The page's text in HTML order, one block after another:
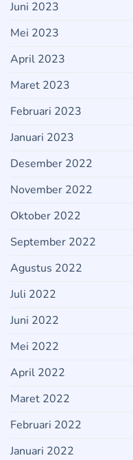
Juni 2023
Mei 2023
April 2023
Maret 2023
Februari 2023
Januari 2023
Desember 2022
November 2022
Oktober 2022
September 2022
Agustus 2022
Juli 2022
Juni 2022
Mei 2022
April 2022
Maret 2022
Februari 2022
Januari 2022